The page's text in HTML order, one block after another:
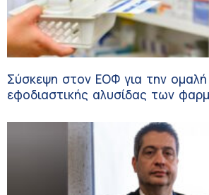
Σύσκεψη στον ΕΟΦ για την ομαλή
εφοδιαστικής αλυσίδας των